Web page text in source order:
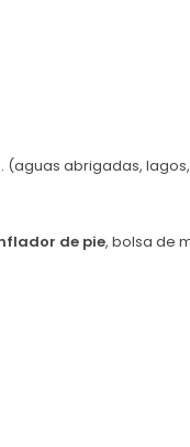
. (aguas abrigadas,
de pie, bolsa de